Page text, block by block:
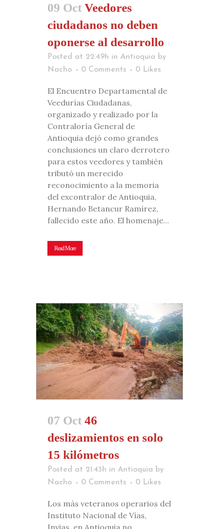
09 Oct Veedores
ciudadanos no deben
oponerse al desarrollo
Posted at 22:49h in Antioquia by
Nacho
0 Comments 0 Likes
El Encuentro Departamental de
Veedurías Ciudadanas,
organizado y realizado por la
Contraloría General de
Antioquia dejó como grandes
conclusiones un claro derrotero
para estos veedores y también
tributó un merecido
reconocimiento a la memoria
del excontralor de Antioquia,
Hernando Betancur Ramírez,
fallecido este año. El homenaje...
Read More
07 Oct 46
deslizamientos en solo
15 kilómetros
Posted at 21:43h in Antioquia by
Nacho
0 Comments 0 Likes
Los más veteranos operarios del
Instituto Nacional de Vías,
Invias, en Antioquia no